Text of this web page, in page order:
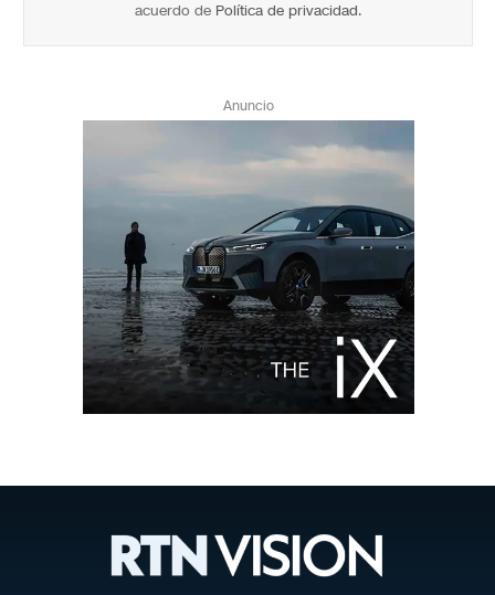
acuerdo de Política de privacidad.
Anuncio